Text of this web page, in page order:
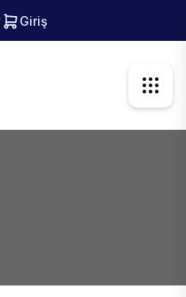
Giriş